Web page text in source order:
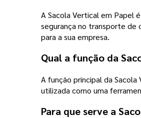
A Sacola Vertical em Papel
segurança no transporte de
para a sua empresa.
Qual a função da
A função principal da
utilizada como uma
Para que serve a